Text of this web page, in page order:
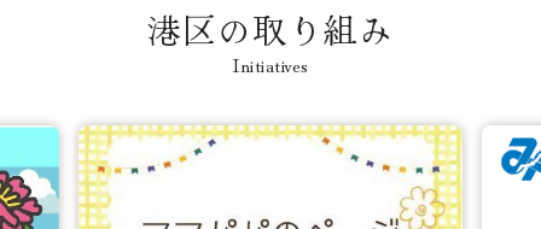
港区の取り組み
Initiatives